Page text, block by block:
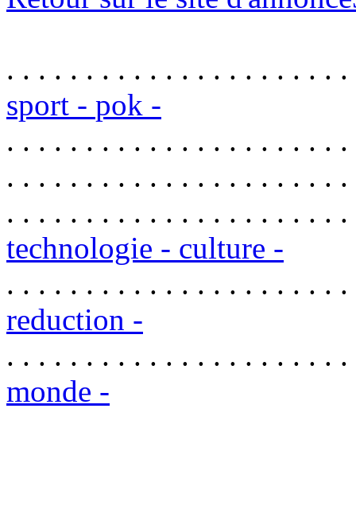
. . . . . . . . . . . . . . . . . . . . .
sport - pok -
. . . . . . . . . . . . . . . . . . . . .
. . . . . . . . . . . . . . . . . . . . .
. . . . . . . . . . . . . . . . . . . . .
technologie - culture -
. . . . . . . . . . . . . . . . . . . . .
reduction -
. . . . . . . . . . . . . . . . . . . . .
monde -